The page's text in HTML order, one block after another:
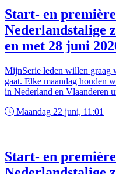
Start- en
Nederlandstalige
en met 28 juni
MijnSerie leden willen graag
gaat. Elke maandag houden
in Nederland en Vlaanderen
Maandag 22 juni, 11:01
Start- en